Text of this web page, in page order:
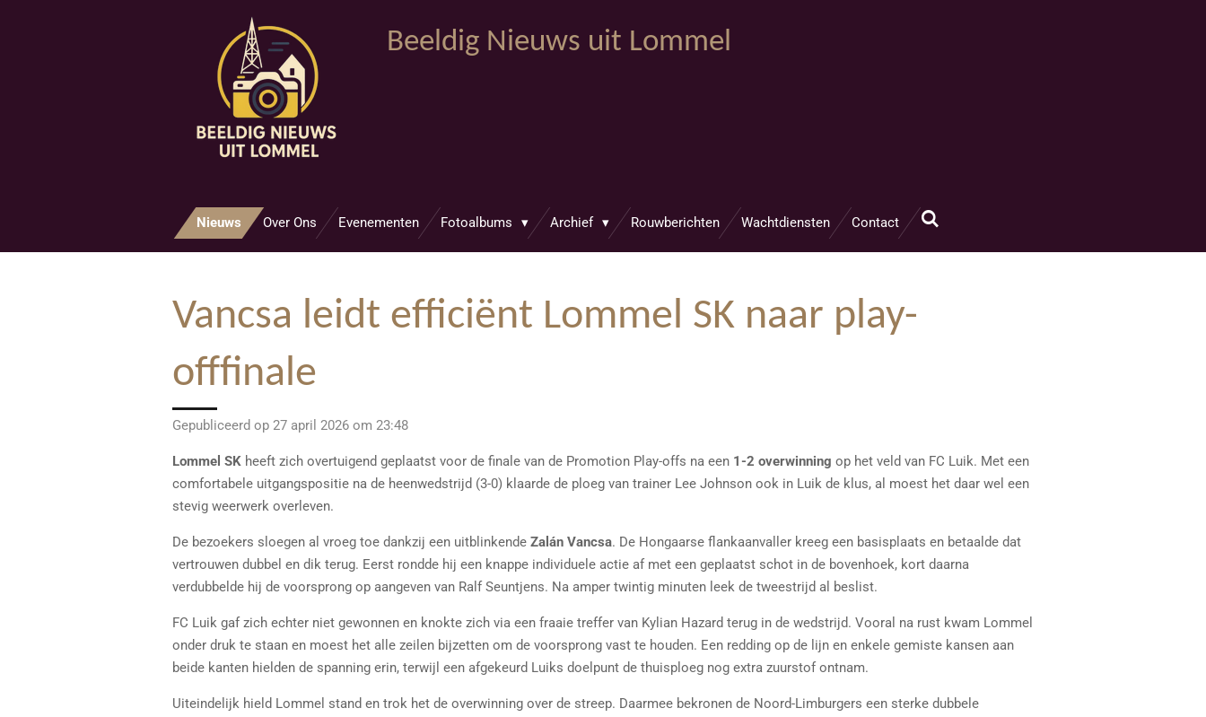
Beeldig Nieuws uit Lommel
Nieuws Over Ons Evenementen Fotoalbums Archief Rouwberichten Wachtdiensten Contact
Vancsa leidt efficiënt Lommel SK naar play-
offfinale
Gepubliceerd op 27 april 2026 om 23:48
Lommel SK heeft zich overtuigend geplaatst voor de finale van de Promotion Play-offs na een 1-2 overwinning op het veld van FC Luik. Met een
comfortabele uitgangspositie na de heenwedstrijd (3-0) klaarde de ploeg van trainer Lee Johnson ook in Luik de klus, al moest het daar wel een
stevig weerwerk overleven.
De bezoekers sloegen al vroeg toe dankzij een uitblinkende Zalán Vancsa. De Hongaarse flankaanvaller kreeg een basisplaats en betaalde dat
vertrouwen dubbel en dik terug. Eerst rondde hij een knappe individuele actie af met een geplaatst schot in de bovenhoek, kort daarna
verdubbelde hij de voorsprong op aangeven van Ralf Seuntjens. Na amper twintig minuten leek de tweestrijd al beslist.
FC Luik gaf zich echter niet gewonnen en knokte zich via een fraaie treffer van Kylian Hazard terug in de wedstrijd. Vooral na rust kwam Lommel
onder druk te staan en moest het alle zeilen bijzetten om de voorsprong vast te houden. Een redding op de lijn en enkele gemiste kansen aan
beide kanten hielden de spanning erin, terwijl een afgekeurd Luiks doelpunt de thuisploeg nog extra zuurstof ontnam.
Uiteindelijk hield Lommel stand en trok het de overwinning over de streep. Daarmee bekronen de Noord-Limburgers een sterke dubbele